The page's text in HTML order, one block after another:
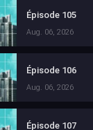
Épisode 105
Aug. 06, 2026
Épisode 106
Aug. 06, 2026
Épisode 107